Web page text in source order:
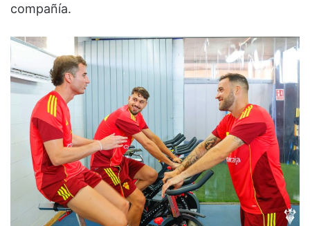
compañía.